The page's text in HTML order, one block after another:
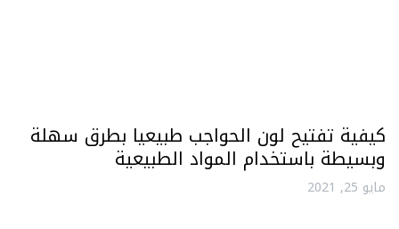
كيفية تفتيح لون الحواجب طبيعيا بطرق سهلة
وبسيطة باستخدام المواد الطبيعية
مايو 25, 2021